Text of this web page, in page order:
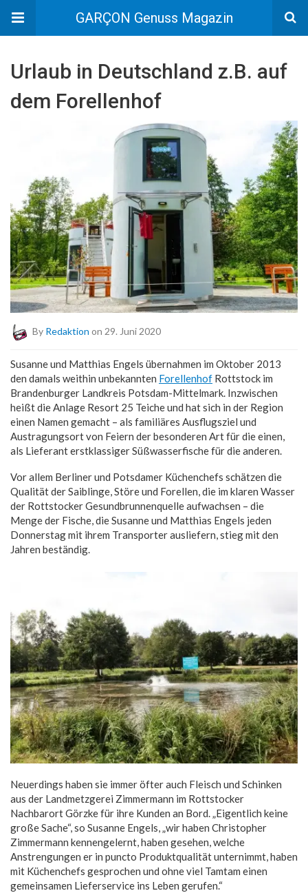
GARÇON Genuss Magazin
Urlaub in Deutschland z.B. auf
dem Forellenhof
By Redaktion on 29. Juni 2020
Susanne und Matthias Engels übernahmen im Oktober 2013
den damals weithin unbekannten Forellenhof Rottstock im
Brandenburger Landkreis Potsdam-Mittelmark. Inzwischen
heißt die Anlage Resort 25 Teiche und hat sich in der Region
einen Namen gemacht – als familiäres Ausflugsziel und
Austragungsort von Feiern der besonderen Art für die einen,
als Lieferant erstklassiger Süßwasserfische für die anderen.
Vor allem Berliner und Potsdamer Küchenchefs schätzen die
Qualität der Saiblinge, Störe und Forellen, die im klaren Wasser
der Rottstocker Gesundbrunnenquelle aufwachsen – die
Menge der Fische, die Susanne und Matthias Engels jeden
Donnerstag mit ihrem Transporter ausliefern, stieg mit den
Jahren beständig.
Neuerdings haben sie immer öfter auch Fleisch und Schinken
aus der Landmetzgerei Zimmermann im Rottstocker
Nachbarort Görzke für ihre Kunden an Bord. „Eigentlich keine
große Sache“, so Susanne Engels, „wir haben Christopher
Zimmermann kennengelernt, haben gesehen, welche
Anstrengungen er in puncto Produktqualität unternimmt, haben
mit Küchenchefs gesprochen und ohne viel Tamtam einen
gemeinsamen Lieferservice ins Leben gerufen.“